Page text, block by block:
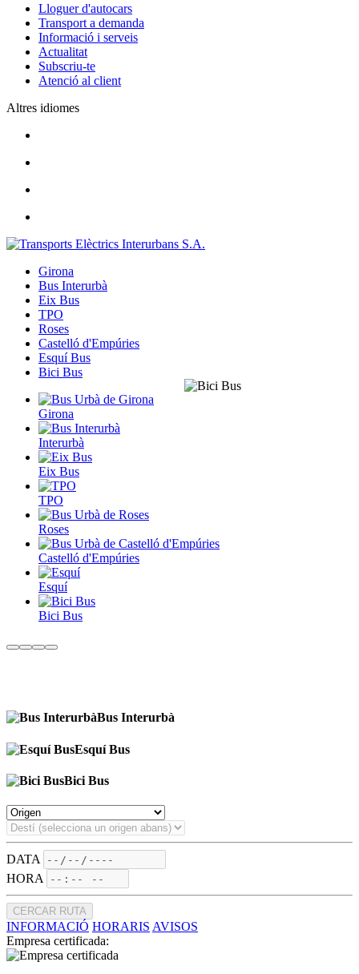
Lloguer d'autocars
Transport a demanda
Informació i serveis
Actualitat
Subscriu-te
Atenció al client
Altres idiomes
Girona
Bus Interurbà
Eix Bus
TPO
Roses
Castelló d'Empúries
Esquí Bus
Bici Bus
Girona
Interurbà
Eix Bus
TPO
Roses
Castelló d'Empúries
Esquí
Bici Bus
Bus Interurbà
Esquí Bus
Bici Bus
DATA
HORA
CERCAR RUTA
INFORMACIÓ HORARIS AVISOS
Empresa certificada: